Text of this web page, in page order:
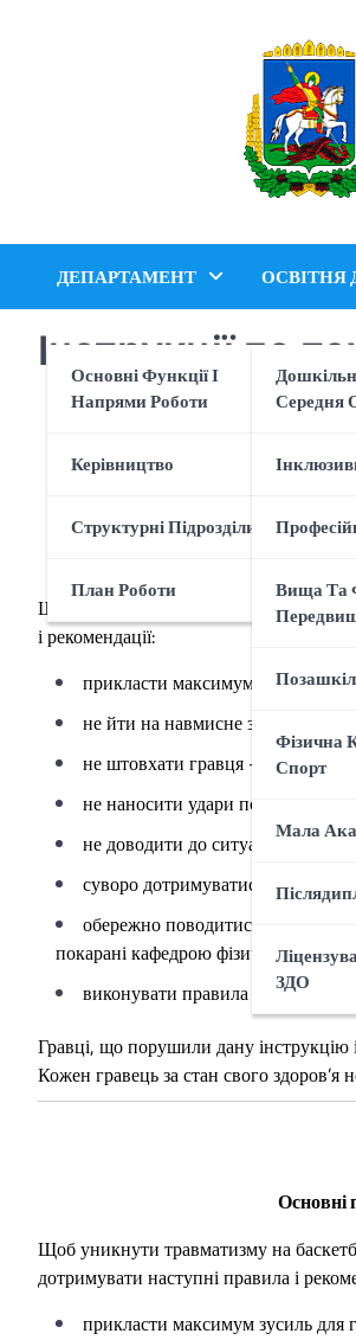
ДЕПАРТАМЕНТ
Основні Функції І
Напрями Роботи
Керівництво
Структурні Підрозділи
План Роботи
ОСВІТНЯ
Середня
Вища Та
Фізична
Спорт
Мала
ЗДО
Інструкції по
Щоб уникнути травматизму на
і рекомендації:
прикласти максимум зусиль для
не йти на навмисне зіткнення
не штовхати гравця –
не наносити удари по ногах
не доводити до ситуації, що
суворо дотримуватись правил
обережно поводитись з
покарані кафедрою фізичного
виконувати правила техніки
Гравці, що порушили дану інструкцію
Кожен гравець за стан свого здоров’я
Основні
Щоб уникнути травматизму на
дотримувати наступні правила і
прикласти максимум зусиль для